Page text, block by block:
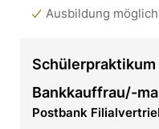
Ausbildung möglich
Schülerpraktikum
Bankkauffrau/-
Postbank